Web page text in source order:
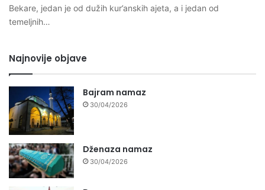
Bekare, jedan je od dužih kur’anskih ajeta, a i jedan od
temeljnih…
Najnovije objave
Bajram namaz
30/04/2026
Dženaza namaz
30/04/2026